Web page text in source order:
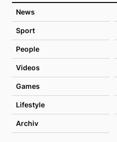
News
Sport
People
Videos
Games
Lifestyle
Archiv